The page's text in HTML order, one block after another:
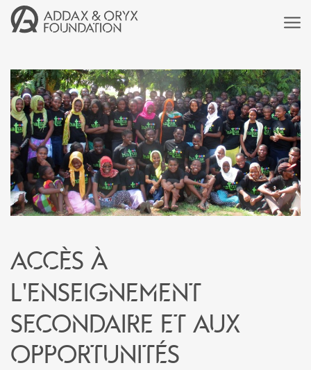
Accès à
l'enseignement
secondaire et aux
opportunités